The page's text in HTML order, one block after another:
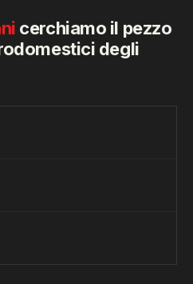
cerchiamo il pezzo
degli